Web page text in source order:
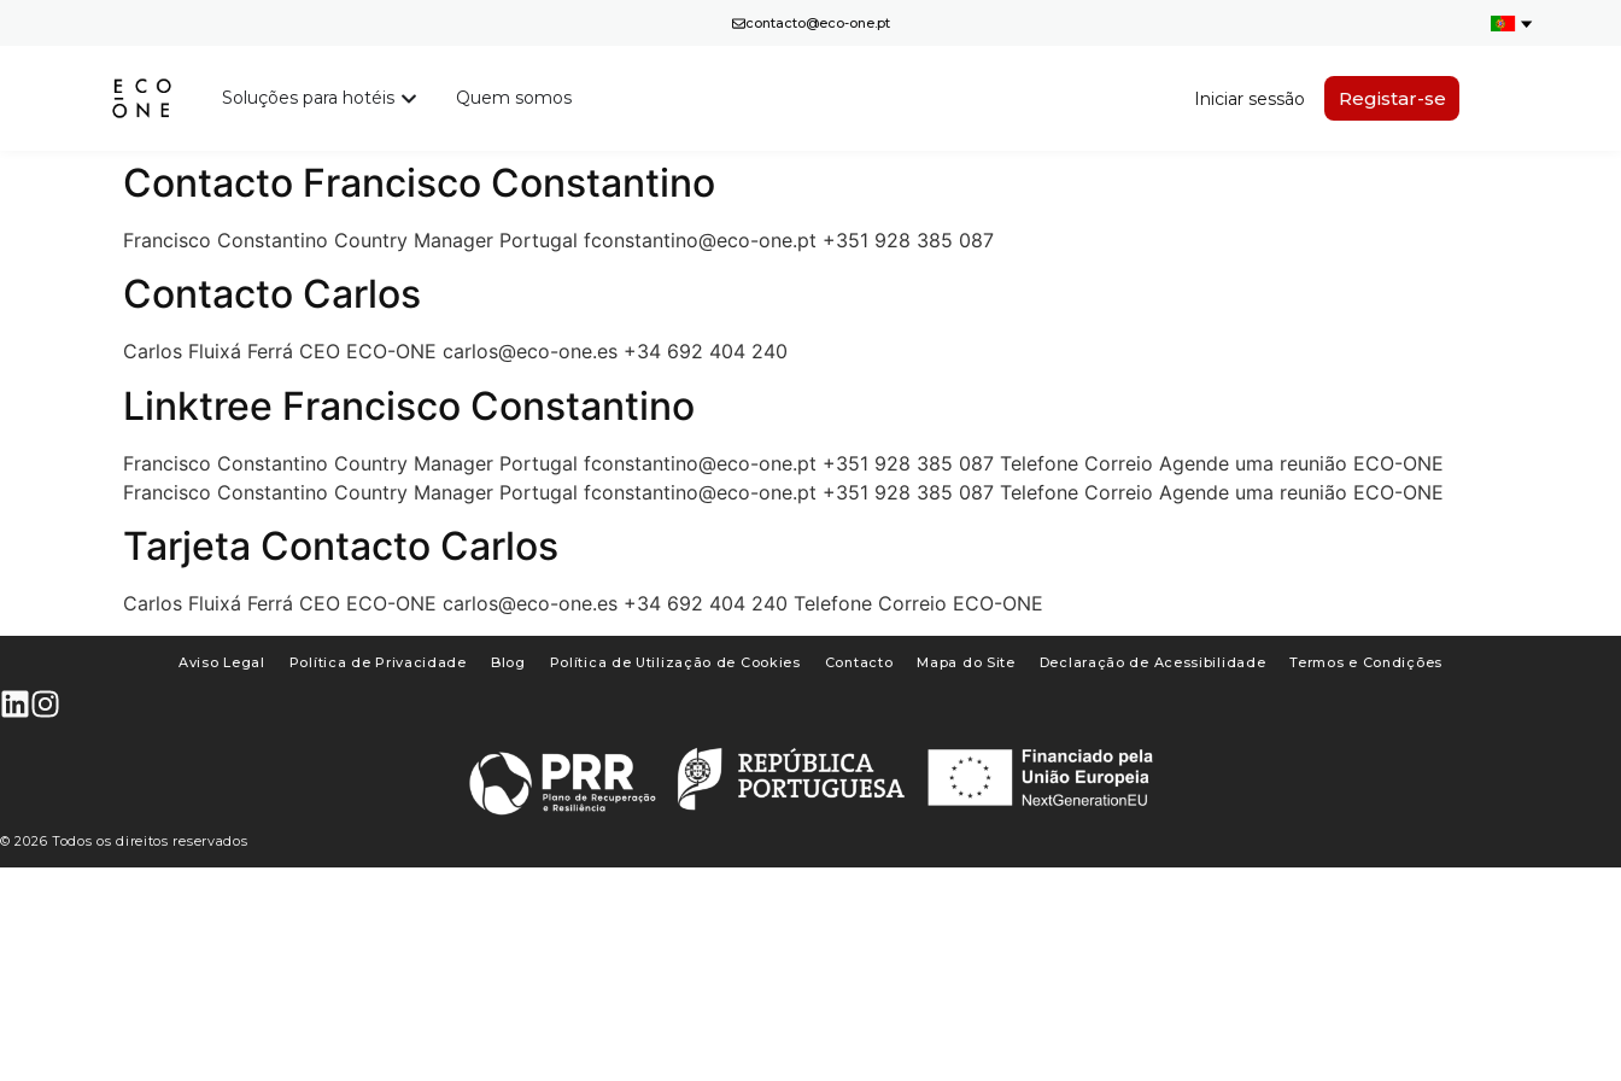
contacto@eco-one.pt
Soluções para hotéis Quem somos Iniciar sessão Registar-se
Contacto Francisco Constantino
Francisco Constantino Country Manager Portugal fconstantino@eco-one.pt +351 928 385 087
Contacto Carlos
Carlos Fluixá Ferrá CEO ECO-ONE carlos@eco-one.es +34 692 404 240
Linktree Francisco Constantino
Francisco Constantino Country Manager Portugal fconstantino@eco-one.pt +351 928 385 087 Telefone Correio Agende uma reunião ECO-ONE
Francisco Constantino Country Manager Portugal fconstantino@eco-one.pt +351 928 385 087 Telefone Correio Agende uma reunião ECO-ONE
Tarjeta Contacto Carlos
Carlos Fluixá Ferrá CEO ECO-ONE carlos@eco-one.es +34 692 404 240 Telefone Correio ECO-ONE
Aviso Legal Política de Privacidade Blog Política de Utilização de Cookies Contacto Mapa do Site Declaração de Acessibilidade Termos e Condições
© 2026 Todos os direitos reservados